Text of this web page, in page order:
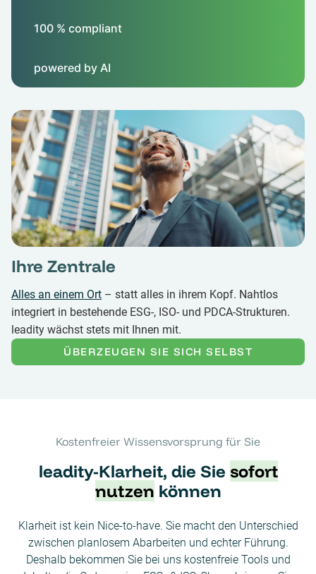
100 % compliant
powered by AI
Ihre Zentrale
Alles an einem Ort – statt alles in ihrem Kopf. Nahtlos
integriert in bestehende ESG-, ISO- und PDCA-Strukturen.
leadity wächst stets mit Ihnen mit.
ÜBERZEUGEN SIE SICH SELBST
Kostenfreier Wissensvorsprung für Sie
leadity-Klarheit, die Sie sofort
nutzen können
Klarheit ist kein Nice-to-have. Sie macht den Unterschied
zwischen planlosem Abarbeiten und echter Führung.
Deshalb bekommen Sie bei uns kostenfreie Tools und